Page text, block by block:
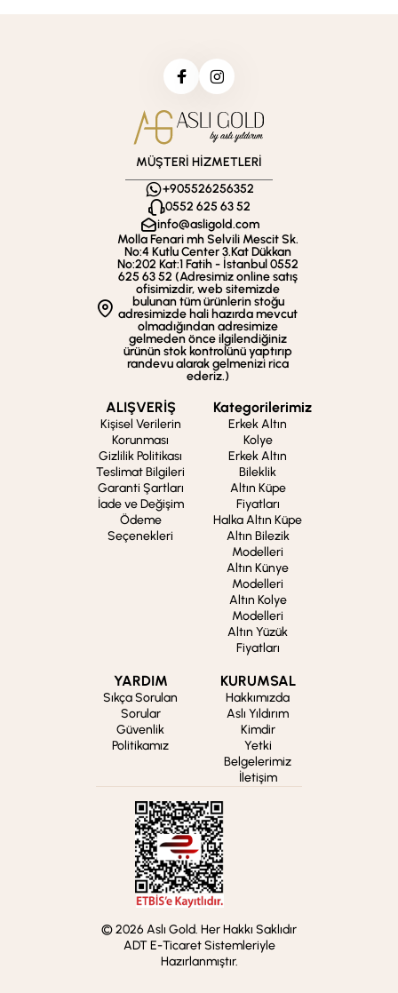
MÜŞTERİ HİZMETLERİ
+905526256352
0552 625 63 52
info@asligold.com
Molla Fenari mh Selvili Mescit Sk.
No:4 Kutlu Center 3.Kat Dükkan
No:202 Kat:1 Fatih - İstanbul 0552
625 63 52 (Adresimiz online satış
ofisimizdir, web sitemizde
bulunan tüm ürünlerin stoğu
adresimizde hali hazırda mevcut
olmadığından adresimize
gelmeden önce ilgilendiğiniz
ürünün stok kontrolünü yaptırıp
randevu alarak gelmenizi rica
ederiz.)
ALIŞVERİŞ
Kişisel Verilerin
Korunması
Gizlilik Politikası
Teslimat Bilgileri
Garanti Şartları
İade ve Değişim
Ödeme
Seçenekleri
Kategorilerimiz
Erkek Altın
Kolye
Erkek Altın
Bileklik
Altın Küpe
Fiyatları
Halka Altın Küpe
Altın Bilezik
Modelleri
Altın Künye
Modelleri
Altın Kolye
Modelleri
Altın Yüzük
Fiyatları
YARDIM
Sıkça Sorulan
Sorular
Güvenlik
Politikamız
KURUMSAL
Hakkımızda
Aslı Yıldırım
Kimdir
Yetki
Belgelerimiz
İletişim
© 2026 Aslı Gold. Her Hakkı Saklıdır
ADT E-Ticaret Sistemleriyle
Hazırlanmıştır.